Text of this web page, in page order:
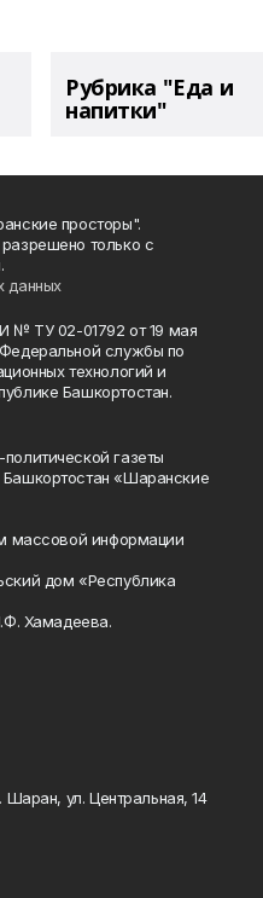
Рубрика "Еда и
напитки"
просторы".
только с
данных
№ ТУ 02-01792 от 19 мая
службы по
технологий и
Башкортостан.
газеты
«Шаранские
массовой информации
дом «Республика
Хамадеева.
ул. Центральная, 14